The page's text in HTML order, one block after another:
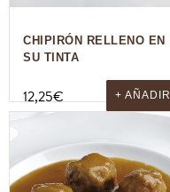
CHIPIRÓN RELLENO EN
SU TINTA
12,25€ + AÑADIR